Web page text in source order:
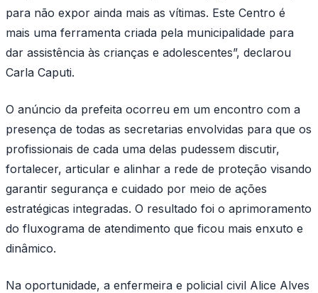
para não expor ainda mais as vítimas. Este Centro é
mais uma ferramenta criada pela municipalidade para
dar assistência às crianças e adolescentes”, declarou
Carla Caputi.
O anúncio da prefeita ocorreu em um encontro com a
presença de todas as secretarias envolvidas para que os
profissionais de cada uma delas pudessem discutir,
fortalecer, articular e alinhar a rede de proteção visando
garantir segurança e cuidado por meio de ações
estratégicas integradas. O resultado foi o aprimoramento
do fluxograma de atendimento que ficou mais enxuto e
dinâmico.
Na oportunidade, a enfermeira e policial civil Alice Alves